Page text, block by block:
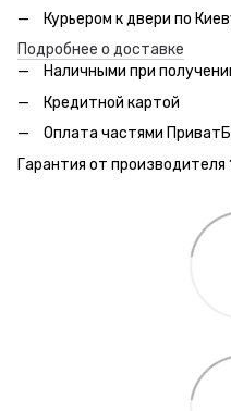
Курьером к двери по
Подробнее о доставке
Наличными при
Кредитной картой
Оплата частями
Гарантия от производителя